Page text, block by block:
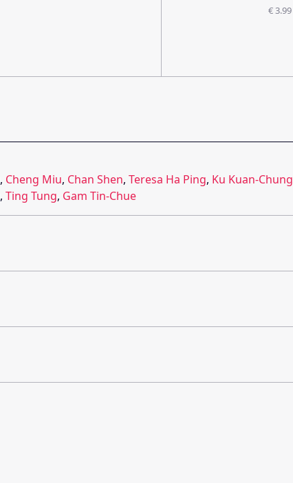
€ 3.99
, Cheng Miu, Chan Shen, Teresa Ha Ping, Ku Kuan-Chung
, Ting Tung, Gam Tin-Chue